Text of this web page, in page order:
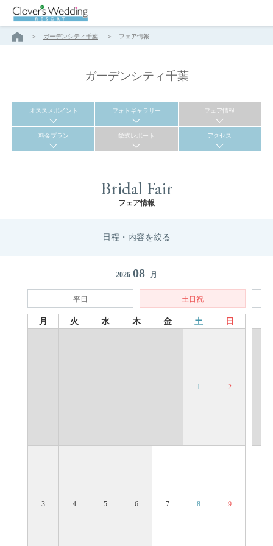
ガーデンシティ千葉 フェア情報
ガーデンシティ千葉
オススメポイント フォトギャラリー フェア情報
料金プラン 挙式レポート アクセス
Bridal Fair
フェア情報
日程・内容を絞る
2026 08 月
平日 土日祝
月 火 水 木 金 土 日
1 2
3 4 5 6 7 8 9